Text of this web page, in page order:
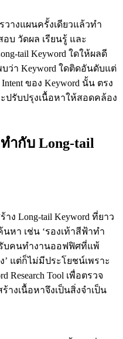
วางแผนครั้งเดียวแล้วทำ
บ วัดผล เรียนรู้ และ
tail Keyword ใดให้ผลดี
ว่า Keyword ใดติดอันดับแต่
ของ Keyword นั้น ตรง
รับปรุงเนื้อหาให้สอดคล้อง
ำกับ Long-tail
Long-tail Keyword ที่ยาว
หา เช่น ‘รองเท้าสีฟ้าทำ
บคนทำงานออฟฟิศที่แพ้
’ แต่ก็ไม่มีประโยชน์เพราะ
Tool เพื่อตรวจ
งเนื้อหาจึงเป็นสิ่งจำเป็น